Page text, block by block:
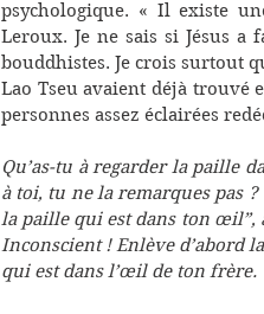
psychologique. « Il existe
Leroux. Je ne sais si Jésus
bouddhistes. Je crois surtout
Lao Tseu avaient déjà trouvé
personnes assez éclairées
Qu’as-tu à regarder la paille
à toi, tu ne la remarques pas
la paille qui est dans ton œil”,
Inconscient ! Enlève d’abord
qui est dans l’œil de ton frère.